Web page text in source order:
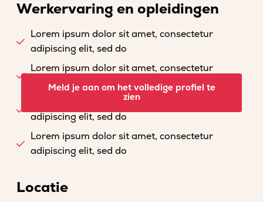
Werkervaring en opleidingen
Lorem ipsum dolor sit amet, consectetur
adipiscing elit, sed do
Lorem ipsum dolor sit amet, consectetur
adipiscing elit, sed do
Lorem ipsum dolor sit amet, consectetur
adipiscing elit, sed do
Lorem ipsum dolor sit amet, consectetur
adipiscing elit, sed do
Meld je aan om het volledige profiel te
zien
Locatie